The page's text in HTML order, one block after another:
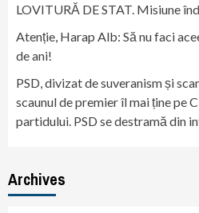
LOVITURĂ DE STAT. Misiune
Atenție, Harap Alb: Să nu faci
de ani!
PSD, divizat de suveranism și
scaunul de premier îl mai ține pe
partidului. PSD se destramă din
Archives